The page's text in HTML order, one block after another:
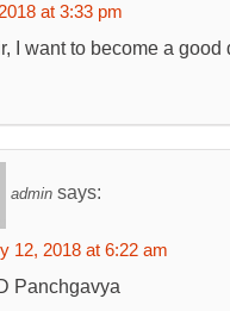
at 3:33 pm
I want to become a good
admin says:
12, 2018 at 6:22 am
Panchgavya